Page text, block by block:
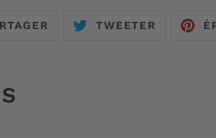
PARTAGERTWEETER TWEETER